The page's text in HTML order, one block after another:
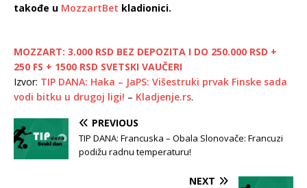
takođe u MozzartBet kladionici.
MOZZART: 3.000 RSD BEZ DEPOZITA I DO 250.000 RSD +
250 FS + 1500 RSD SVETSKI VAUČERI
Izvor: TIP DANA: Haka – JaPS: Višestruki prvak Finske sada
vodi bitku u drugoj ligi! – Kladjenje.rs.
PREVIOUS
TIP DANA: Francuska – Obala Slonovače: Francuzi
podižu radnu temperaturu!
NEXT